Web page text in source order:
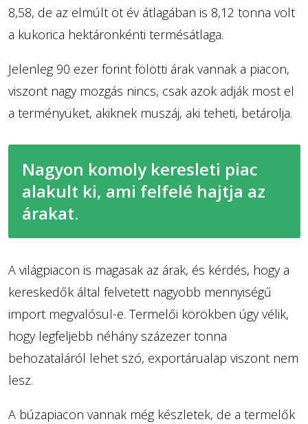
8,58, de az elmúlt öt év átlagában is 8,12 tonna volt
a kukorica hektáronkénti termésátlaga.
Jelenleg 90 ezer forint fölötti árak vannak a piacon,
viszont nagy mozgás nincs, csak azok adják most el
a terményüket, akiknek muszáj, aki teheti, betárolja.
Nagyon komoly keresleti piac
alakult ki, ami felfelé hajtja az
árakat.
A világpiacon is magasak az árak, és kérdés, hogy a
kereskedők által felvetett nagyobb mennyiségű
import megvalósul-e. Termelői körökben úgy vélik,
hogy legfeljebb néhány százezer tonna
behozataláról lehet szó, exportárualap viszont nem
lesz.
A búzapiacon vannak még készletek, de a termelők